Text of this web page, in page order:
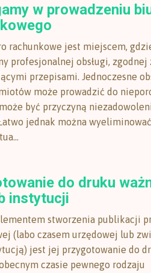
w prowadzeniu
rachunkowe jest miejscem,
profesjonalnej obsługi, zgodnej
przepisami. Jednoczesne
może prowadzić do
być przyczyną
jednak można
do druku
instytucji
stworzenia publikacji
(labo czasem urzędowej lub
jest jej przygotowanie do
czasie pewnego rodzaju